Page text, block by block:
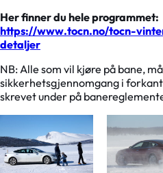
Her finner du hele programmet:
https://www.tocn.no/tocn-
detaljer
NB: Alle som vil kjøre på bane,
sikkerhetsgjennomgang i
skrevet under på